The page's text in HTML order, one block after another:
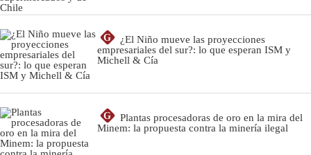
G
¿El Niño mueve las proyecciones
empresariales del sur?: lo que esperan ISM y
Michell & Cía
G
Plantas procesadoras de oro en la mira del
Minem: la propuesta contra la minería ilegal